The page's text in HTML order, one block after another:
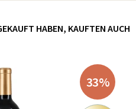
HABEN, KAUFTEN AUCH
33%